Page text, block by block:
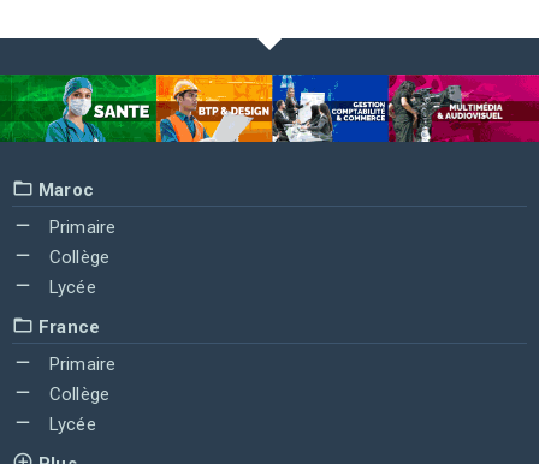
Maroc
Primaire
Collège
Lycée
France
Primaire
Collège
Lycée